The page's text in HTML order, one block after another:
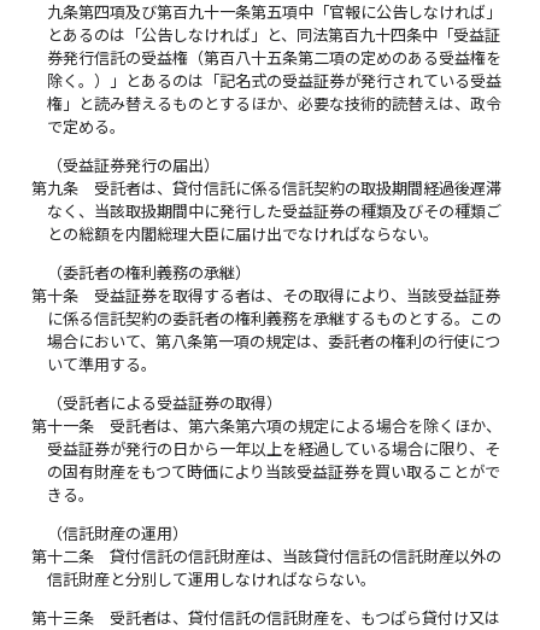
九条第四項及び第百九十一条第五項中「官報に公告しなければ」
とあるのは「公告しなければ」と、同法第百九十四条中「受益証
券発行信託の受益権（第百八十五条第二項の定めのある受益権を
除く。）」とあるのは「記名式の受益証券が発行されている受益
権」と読み替えるものとするほか、必要な技術的読替えは、政令
で定める。
（受益証券発行の届出）
第九条
受託者は、貸付信託に係る信託契約の取扱期間経過後遅滞
なく、当該取扱期間中に発行した受益証券の種類及びその種類ご
との総額を内閣総理大臣に届け出でなければならない。
（委託者の権利義務の承継）
第十条
受益証券を取得する者は、その取得により、当該受益証券
に係る信託契約の委託者の権利義務を承継するものとする。この
場合において、第八条第一項の規定は、委託者の権利の行使につ
いて準用する。
（受託者による受益証券の取得）
第十一条
受託者は、第六条第六項の規定による場合を除くほか、
受益証券が発行の日から一年以上を経過している場合に限り、そ
の固有財産をもつて時価により当該受益証券を買い取ることがで
きる。
（信託財産の運用）
第十二条
貸付信託の信託財産は、当該貸付信託の信託財産以外の
信託財産と分別して運用しなければならない。
第十三条
受託者は、貸付信託の信託財産を、もつぱら貸付け又は